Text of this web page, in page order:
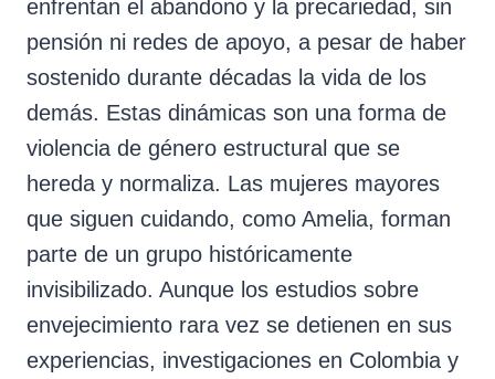
enfrentan el abandono y la precariedad, sin
pensión ni redes de apoyo, a pesar de haber
sostenido durante décadas la vida de los
demás. Estas dinámicas son una forma de
violencia de género estructural que se
hereda y normaliza. Las mujeres mayores
que siguen cuidando, como Amelia, forman
parte de un grupo históricamente
invisibilizado. Aunque los estudios sobre
envejecimiento rara vez se detienen en sus
experiencias, investigaciones en Colombia y